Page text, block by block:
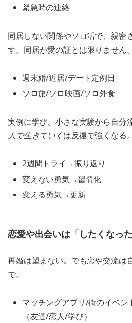
緊急時の連絡
同居しない関係やソロ活で、親密
す。同居が愛の証とは限りません
週末婚/近居/デート定例日
ソロ旅/ソロ映画/ソロ外食
実例に学び、小さな実験から自分
人で生きていくは反復で強くなる
2週間トライ→振り返り
変えない勇気→習慣化
変える勇気→更新
恋愛や出会いは「したくなっ
再婚は望まない。でも恋や交流は
で。
マッチングアプリ/街のイベン
（友達/恋人/学び）